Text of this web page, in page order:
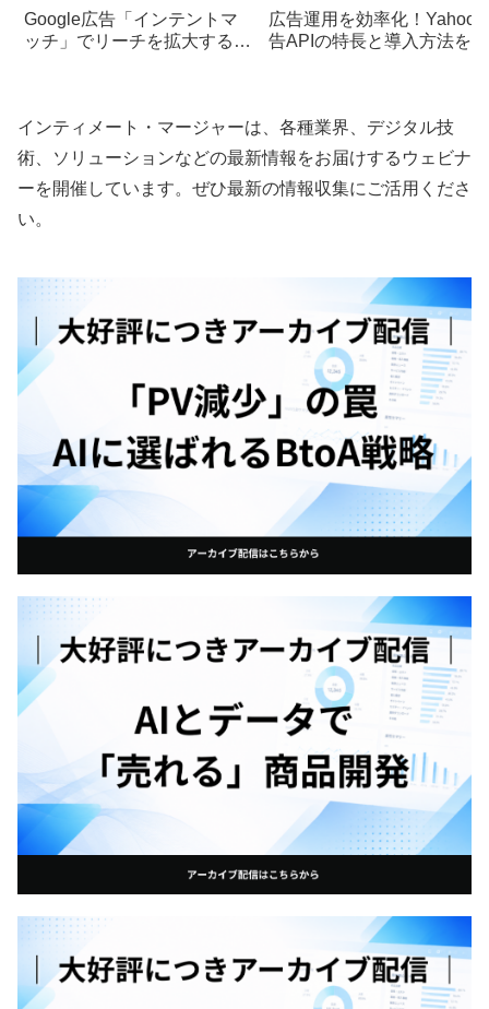
Google広告「インテントマ
ッチ」でリーチを拡大する方
広告運用を効率化！Yahoo!
告APIの特長と導入方法を解
インティメート・マージャーは、各種業界、デジタル技
術、ソリューションなどの最新情報をお届けするウェビナ
ーを開催しています。ぜひ最新の情報収集にご活用くださ
い。